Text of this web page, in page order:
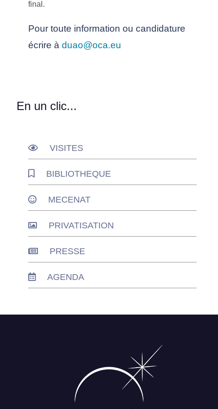
final.
Pour toute information ou candidature
écrire à duao@oca.eu
En un clic...
VISITES
BIBLIOTHEQUE
MECENAT
PRIVATISATION
PRESSE
AGENDA